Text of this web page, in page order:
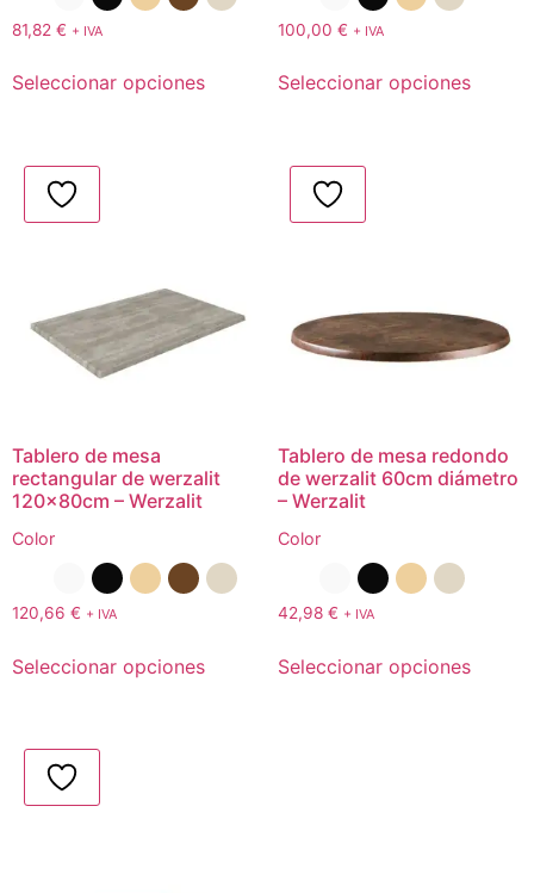
81,82 € + IVA
Seleccionar opciones
100,00 € + IVA
Seleccionar opciones
Tablero de mesa
rectangular de werzalit
120x80cm – Werzalit
Color
120,66 € + IVA
Seleccionar opciones
Tablero de mesa redondo
de werzalit 60cm diámetro
– Werzalit
Color
42,98 € + IVA
Seleccionar opciones